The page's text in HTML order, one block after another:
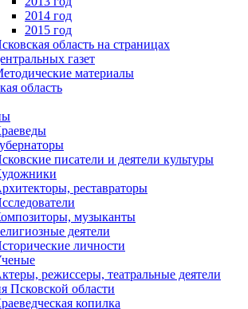
2014 год
2015 год
область на страницах
газет
материалы
область
писатели и деятели культуры
реставраторы
музыканты
деятели
личности
режиссеры, театральные деятели
Псковской области
копилка